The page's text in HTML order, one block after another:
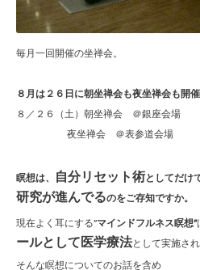
毎月一回開催の坐禅会。
８月は２６日に朝坐禅会も夜坐禅会も開
８／２６（土）朝坐禅会 ＠銀座会場
夜坐禅会 ＠表参道会場
瞑想は、 自分リセット術としてだけ
研究が進んでるのをご存知ですか。
現在よく耳にする”マインドフルネス瞑想”
ールとして医学療法として実施さ
そんな瞑想についてのお話を含め